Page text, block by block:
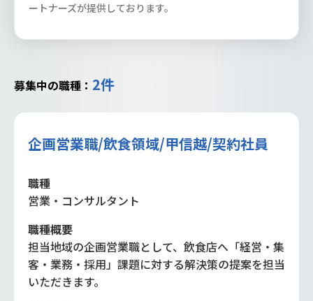
ートナーズが提供しております。
募集中の職種： 2件
企画営業職/飲食領域/甲信越/契約社員
職種
営業・コンサルタント
職種概要
担当地域の企画営業職として、飲食店へ「経営・集
客・業務・採用」課題に対する解決策の提案を担当
いただきます。